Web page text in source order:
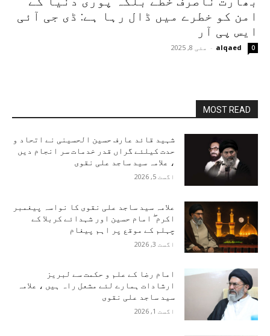
امن کو خطرے میں ڈال رہا ہے: ڈی جی آئی
ایس پی آر
alqaed
- مئی 8, 2025 0
MOST READ
شہید قائد عارف حسین الحسینی نے اتحاد و
حدت کیلئے گراں قدر خدمات سر انجام دیں
، علامہ سید ساجد علی نقوی
اگست 5, 2026
علامہ سید ساجد علی نقوی کا نواسہ پیغمبر
اکرم ۖ امام حسین اور شہدائے کربلا کے
چہلم کے موقع پر اہم پیغام
اگست 3, 2026
امام رضا کے علم و حکمت سے لبریز
ارشادات ہمارے لئے مشعل راہ ہیں ، علامہ
سید ساجد علی نقوی
اگست 1, 2026